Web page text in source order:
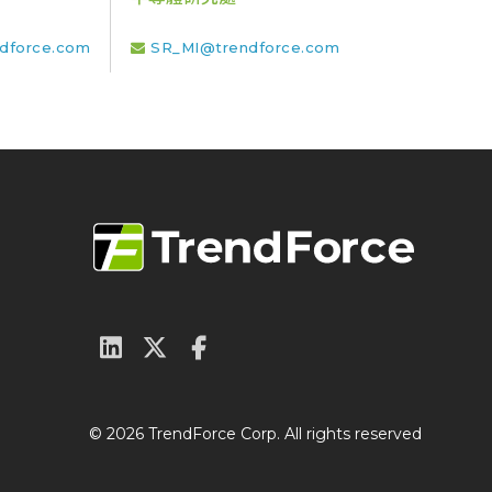
SR_MI@trendforce.com
© 2026 TrendForce Corp. All rights reserved